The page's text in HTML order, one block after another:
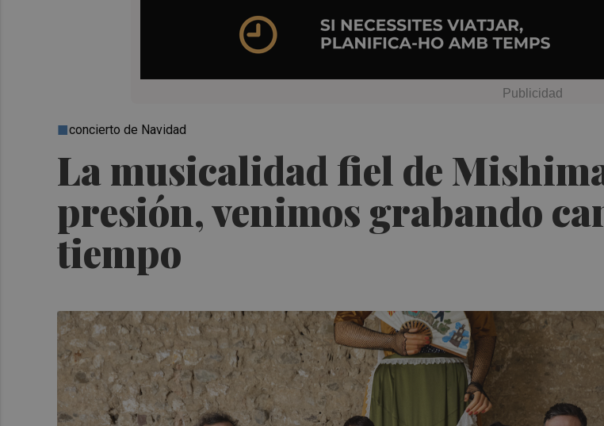
La musicalidad fiel de
presión, venimos grabando
tiempo
concierto de Navidad